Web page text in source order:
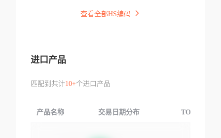
查看全部HS编码
进口产品
匹配到共计10+个进口产品
产品名称 交易日期分布 TOP3交易国